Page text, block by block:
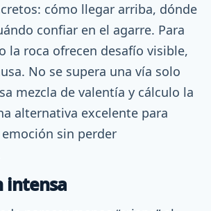
cómo llegar arriba, dónde
confiar en el agarre. Para
la roca ofrecen desafío visible,
No se supera una vía solo
mezcla de valentía y cálculo la
alternativa excelente para
sin perder
intensa